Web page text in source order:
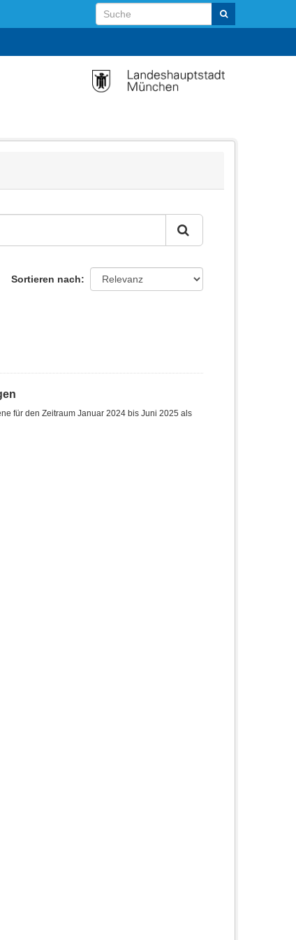
Sortieren nach
für den Zeitraum Januar 2024 bis Juni 2025 als